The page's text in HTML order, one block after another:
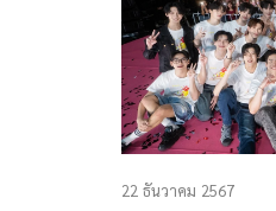
22 ธันวาคม 2567